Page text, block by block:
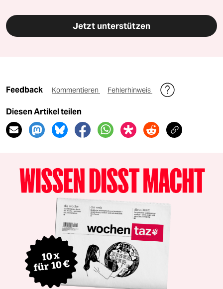
Jetzt unterstützen
Feedback Kommentieren Fehlerhinweis
Diesen Artikel teilen